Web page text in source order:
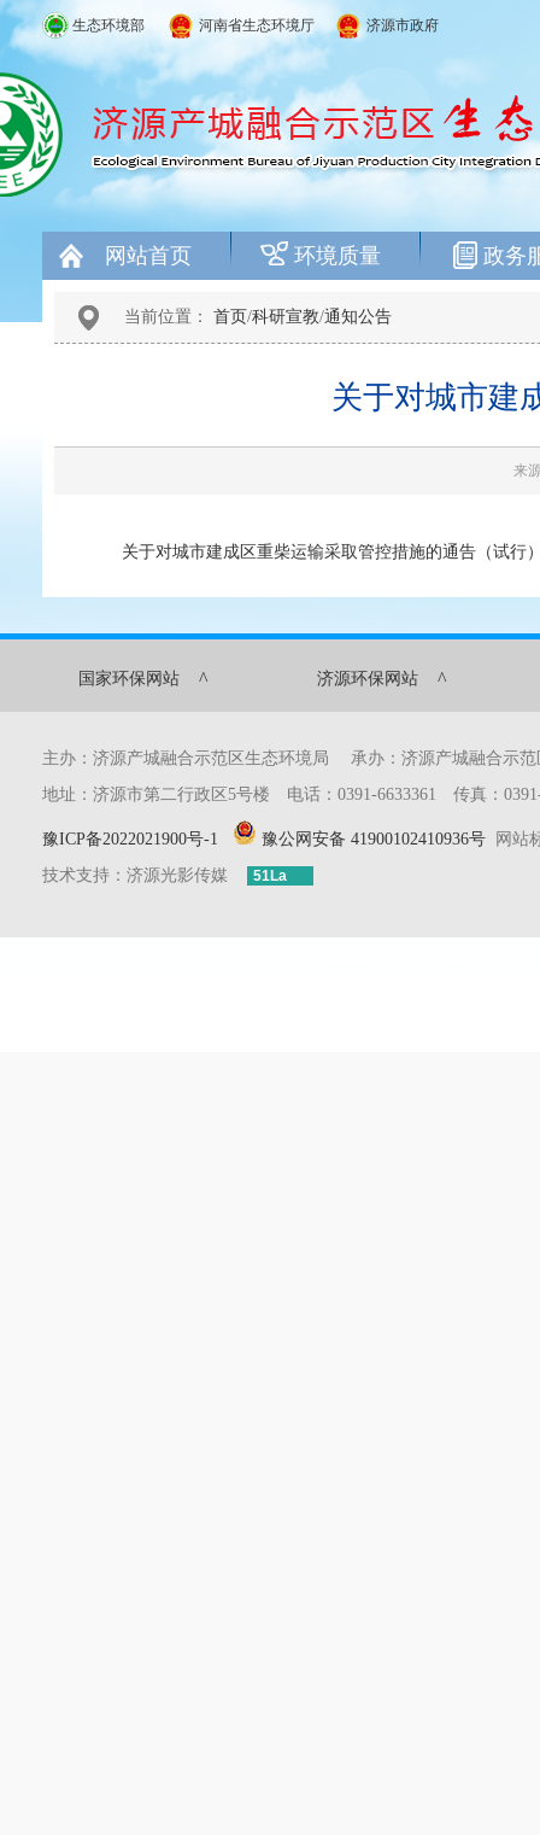
生态环境部 河南省生态环境厅 济源市政府
网站首页 环境质量 政务
当前位置： 首页/科研宣教/通知公告
关于对城市建
来
关于对城市建成区重柴运输采取管控措施的通告（试行
国家环保网站 ^ 济源环保网站 ^
主办：济源产城融合示范区生态环境局 承办：济源产城融合
地址：济源市第二行政区5号楼 电话：0391-6633361 传真：
豫ICP备2022021900号-1 豫公网安备 41900102410936号 网站
技术支持：济源光影传媒
51La